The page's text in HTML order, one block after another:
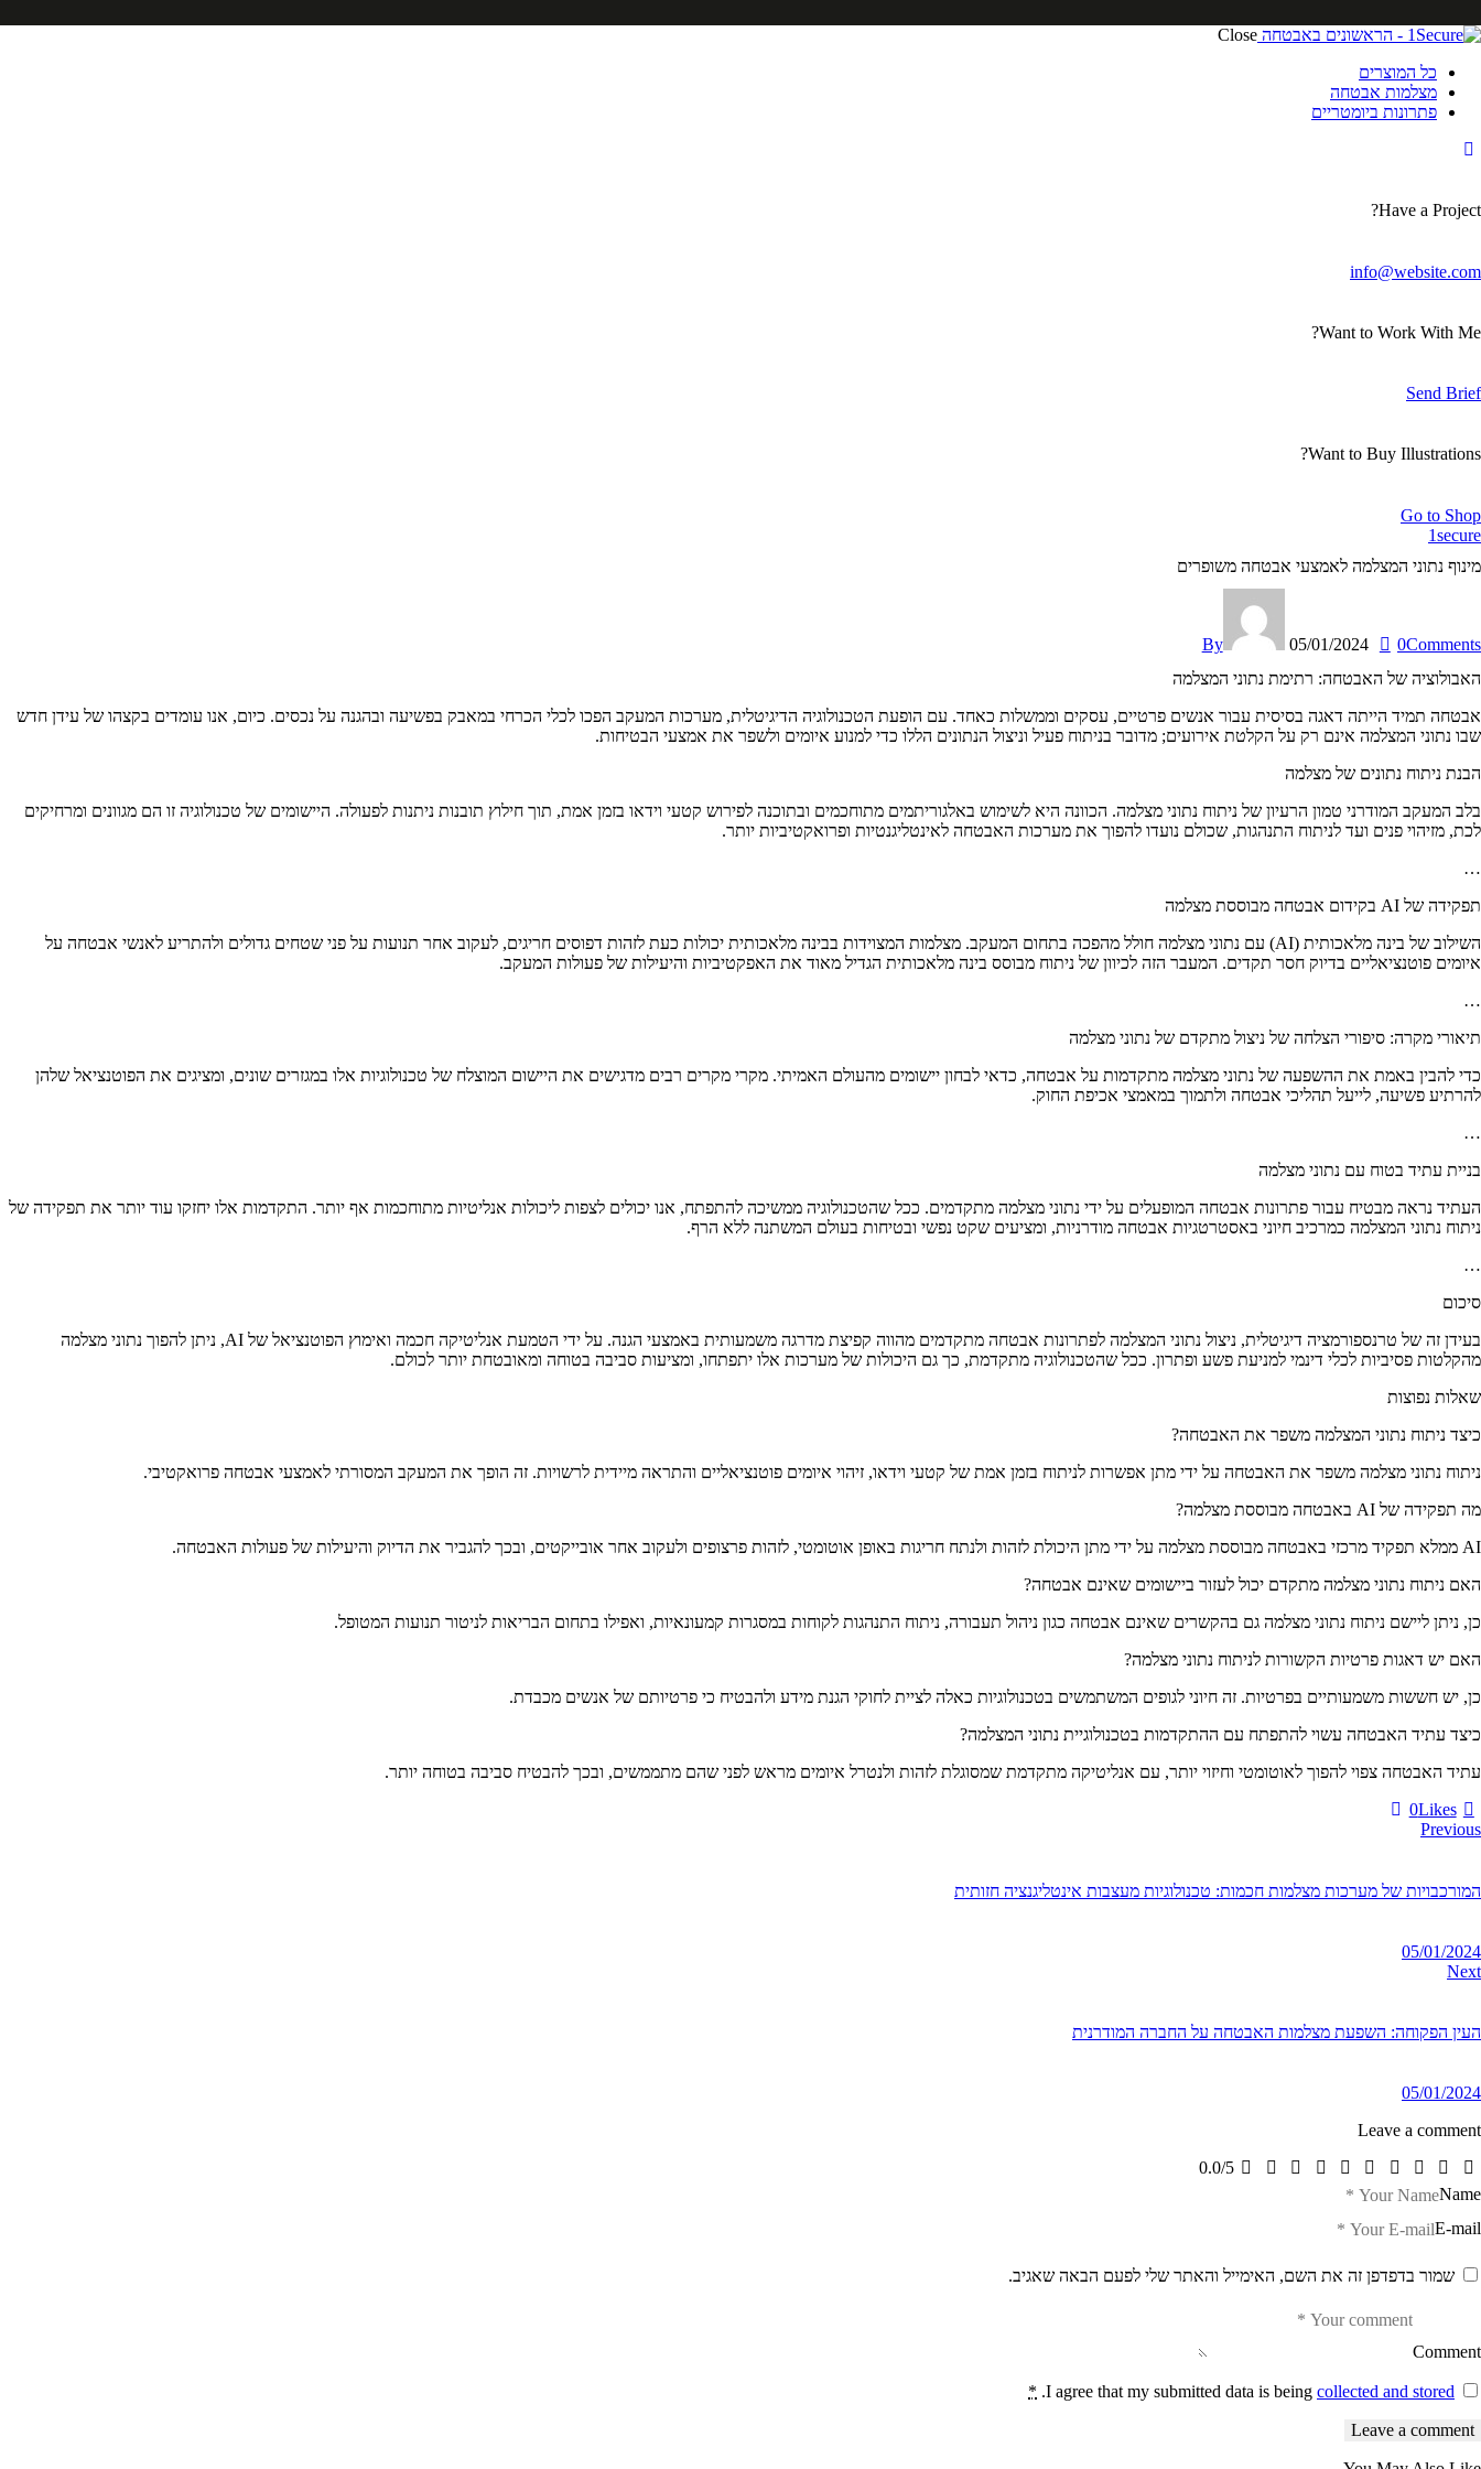
Close
כל המוצרים
מצלמות אבטחה
פתרונות ביומטריים
Have a Project?
info@website.com
Want to Work With Me?
Send Brief
Want to Buy Illustrations?
Go to Shop
1secure
מינוף נתוני המצלמה לאמצעי אבטחה משופרים
By 05/01/2024 0Comments
האבולוציה של האבטחה: רתימת נתוני המצלמה
אבטחה תמיד הייתה דאגה בסיסית עבור אנשים פרטיים, עסקים וממשלות כאחד. עם הופעת הטכנולוגיה הדיגיטלית, מערכות המעקב הפכו לכלי הכרחי במאבק בפשיעה ובהגנה על נכסים. כיום, אנו עומדים בקצהו של עידן חדש
שבו נתוני המצלמה אינם רק על הקלטת אירועים; מדובר בניתוח פעיל וניצול הנתונים הללו כדי למנוע איומים ולשפר את אמצעי הבטיחות.
הבנת ניתוח נתונים של מצלמה
בלב המעקב המודרני טמון הרעיון של ניתוח נתוני מצלמה. הכוונה היא לשימוש באלגוריתמים מתוחכמים ובתוכנה לפירוש קטעי וידאו בזמן אמת, תוך חילוץ תובנות ניתנות לפעולה. היישומים של טכנולוגיה זו הם מגוונים ומרחיקים
לכת, מזיהוי פנים ועד לניתוח התנהגות, שכולם נועדו להפוך את מערכות האבטחה לאינטליגנטיות ופרואקטיביות יותר.
…
תפקידה של AI בקידום אבטחה מבוססת מצלמה
השילוב של בינה מלאכותית (AI) עם נתוני מצלמה חולל מהפכה בתחום המעקב. מצלמות המצוידות בבינה מלאכותית יכולות כעת לזהות דפוסים חריגים, לעקוב אחר תנועות על פני שטחים גדולים ולהתריע לאנשי אבטחה על
איומים פוטנציאליים בדיוק חסר תקדים. המעבר הזה לכיוון של ניתוח מבוסס בינה מלאכותית הגדיל מאוד את האפקטיביות והיעילות של פעולות המעקב.
…
תיאורי מקרה: סיפורי הצלחה של ניצול מתקדם של נתוני מצלמה
כדי להבין באמת את ההשפעה של נתוני מצלמה מתקדמות על אבטחה, כדאי לבחון יישומים מהעולם האמיתי. מקרי מקרים רבים מדגישים את היישום המוצלח של טכנולוגיות אלו במגזרים שונים, ומציגים את הפוטנציאל שלהן
להרתיע פשיעה, לייעל תהליכי אבטחה ולתמוך במאמצי אכיפת החוק.
…
בניית עתיד בטוח עם נתוני מצלמה
העתיד נראה מבטיח עבור פתרונות אבטחה המופעלים על ידי נתוני מצלמה מתקדמים. ככל שהטכנולוגיה ממשיכה להתפתח, אנו יכולים לצפות ליכולות אנליטיות מתוחכמות אף יותר. התקדמות אלו יחזקו עוד יותר את תפקידה של
ניתוח נתוני המצלמה כמרכיב חיוני באסטרטגיות אבטחה מודרניות, ומציעים שקט נפשי ובטיחות בעולם המשתנה ללא הרף.
…
סיכום
בעידן זה של טרנספורמציה דיגיטלית, ניצול נתוני המצלמה לפתרונות אבטחה מתקדמים מהווה קפיצת מדרגה משמעותית באמצעי הגנה. על ידי הטמעת אנליטיקה חכמה ואימוץ הפוטנציאל של AI, ניתן להפוך נתוני מצלמה
מהקלטות פסיביות לכלי דינמי למניעת פשע ופתרון. ככל שהטכנולוגיה מתקדמת, כך גם היכולות של מערכות אלו יתפתחו, ומציעות סביבה בטוחה ומאובטחת יותר לכולם.
שאלות נפוצות
כיצד ניתוח נתוני המצלמה משפר את האבטחה?
ניתוח נתוני מצלמה משפר את האבטחה על ידי מתן אפשרות לניתוח בזמן אמת של קטעי וידאו, זיהוי איומים פוטנציאליים והתראה מיידית לרשויות. זה הופך את המעקב המסורתי לאמצעי אבטחה פרואקטיבי.
מה תפקידה של AI באבטחה מבוססת מצלמה?
AI ממלא תפקיד מרכזי באבטחה מבוססת מצלמה על ידי מתן היכולת לזהות ולנתח חריגות באופן אוטומטי, לזהות פרצופים ולעקוב אחר אובייקטים, ובכך להגביר את הדיוק והיעילות של פעולות האבטחה.
האם ניתוח נתוני מצלמה מתקדם יכול לעזור ביישומים שאינם אבטחה?
כן, ניתן ליישם ניתוח נתוני מצלמה גם בהקשרים שאינם אבטחה כגון ניהול תעבורה, ניתוח התנהגות לקוחות במסגרות קמעונאיות, ואפילו בתחום הבריאות לניטור תנועות המטופל.
האם יש דאגות פרטיות הקשורות לניתוח נתוני מצלמה?
כן, יש חששות משמעותיים בפרטיות. זה חיוני לגופים המשתמשים בטכנולוגיות כאלה לציית לחוקי הגנת מידע ולהבטיח כי פרטיותם של אנשים מכבדת.
כיצד עתיד האבטחה עשוי להתפתח עם ההתקדמות בטכנולוגיית נתוני המצלמה?
עתיד האבטחה צפוי להפוך לאוטומטי וחיזוי יותר, עם אנליטיקה מתקדמת שמסוגלת לזהות ולנטרל איומים מראש לפני שהם מתממשים, ובכך להבטיח סביבה בטוחה יותר.
0Likes
Previous
המורכבויות של מערכות מצלמות חכמות: טכנולוגיות מעצבות אינטליגנציה חזותית
05/01/2024
Next
העין הפקוחה: השפעת מצלמות האבטחה על החברה המודרנית
05/01/2024
Leave a comment
0.0/5
Name
E-mail
שמור בדפדפן זה את השם, האימייל והאתר שלי לפעם הבאה שאגיב.
Comment
I agree that my submitted data is being collected and stored
.
*